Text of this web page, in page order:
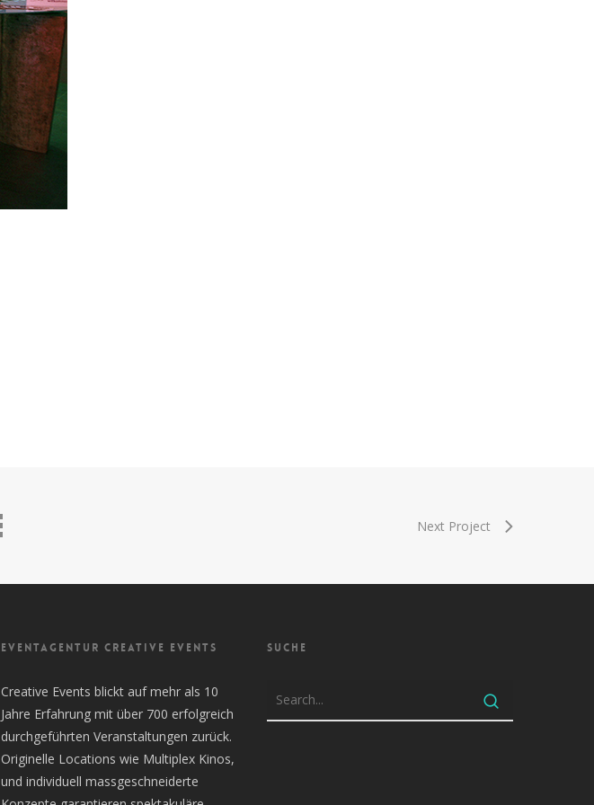
Next Project
EVENTAGENTUR CREATIVE EVENTS
Creative Events blickt auf mehr als 10
Jahre Erfahrung mit über 700 erfolgreich
durchgeführten Veranstaltungen zurück.
Originelle Locations wie Multiplex Kinos,
und individuell massgeschneiderte
SUCHE